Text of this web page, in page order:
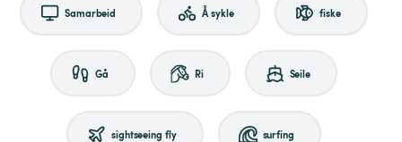
Samarbeid Å sykle fiske
Gå Ri Seile
sightseeing fly surfing